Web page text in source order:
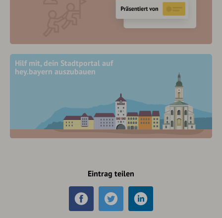
Hilf mit, dein Stadtportal auf
hey.bayern auszubauen
Eintrag teilen